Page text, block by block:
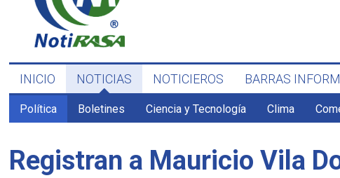
INICIO NOTICIAS NOTICIEROS BARRAS
Política Boletines Ciencia y Tecnología Clima
Registran a Mauricio Vila